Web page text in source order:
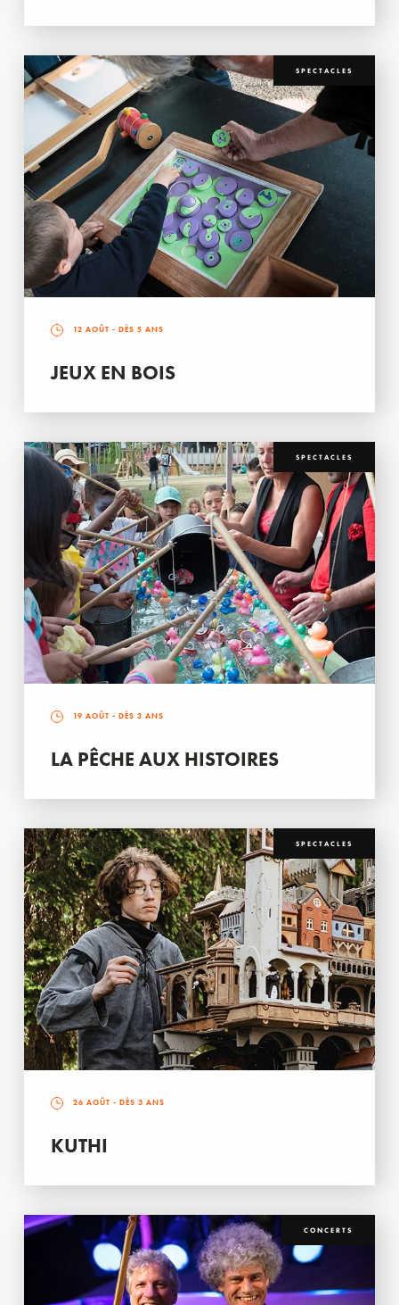
SPECTACLES
12 AOÛT - DÈS 5 ANS
JEUX EN BOIS
SPECTACLES
19 AOÛT - DÈS 3 ANS
LA PÊCHE AUX HISTOIRES
SPECTACLES
26 AOÛT - DÈS 3 ANS
KUTHI
CONCERTS